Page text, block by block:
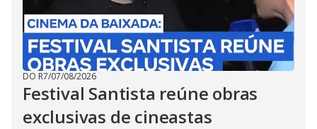
DO R7/07/08/2026
Festival Santista reúne obras
exclusivas de cineastas